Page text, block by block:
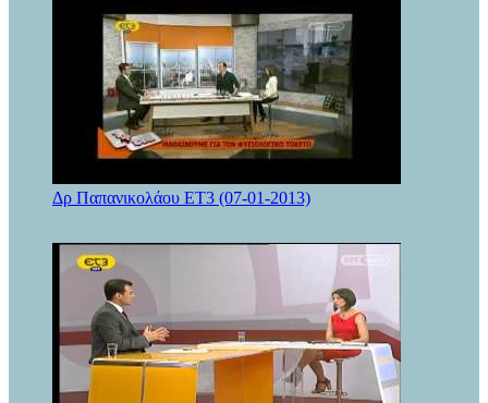
Δρ Παπανικολάου ΕΤ3 (07-01-2013)